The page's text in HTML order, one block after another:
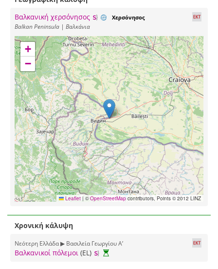
Βαλκανική χερσόνησος
Χερσόνησος
Balkan Peninsula | Βαλκάνια
+
−
Leaflet | ©OpenStreetMap contributors, Points © 2012 LINZ
Χρονική κάλυψη
Νεότερη Ελλάδα ▶ Βασιλεία Γεωργίου Α’
Βαλκανικοί πόλεμοι (EL)